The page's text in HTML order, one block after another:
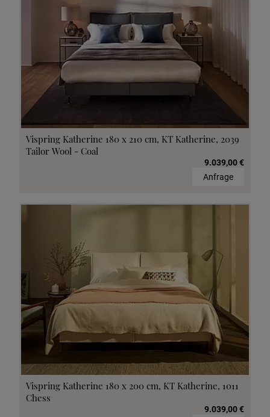
Vispring Katherine 180 x 210 cm, KT Katherine, 2039
Tailor Wool - Coal
9.039,00 €
Anfrage
Vispring Katherine 180 x 200 cm, KT Katherine, 1011
Chess
9.039,00 €